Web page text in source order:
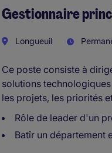
Gestionnaire
Longueuil
Ce poste consiste à
solutions
les projets, les priorités
Rôle de leader d'un
Batîr un département